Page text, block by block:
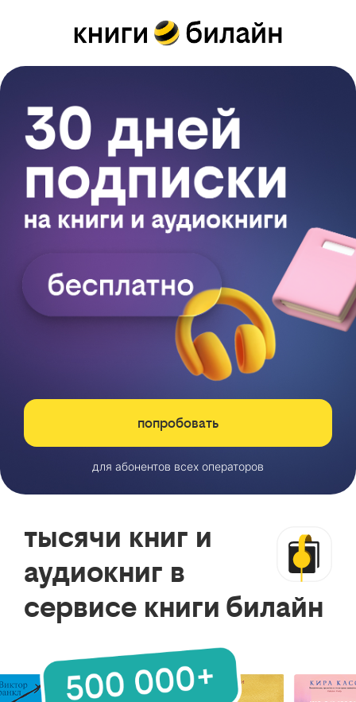
попробовать
для абонентов всех операторов
тысячи книг и
аудиокниг в
сервисе книги билайн